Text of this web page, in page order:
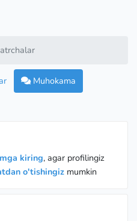
Muhokama
kiring, agar profilingiz
o'tishingiz mumkin